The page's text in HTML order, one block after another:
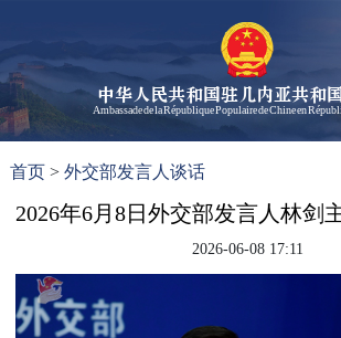
中华人民共和国驻几内亚共和
Ambassade de la République Populaire de Chine en
大
首页 >外交部发言人谈话
2026年6月8日外交部发言人林剑
2026-06-08 17:11